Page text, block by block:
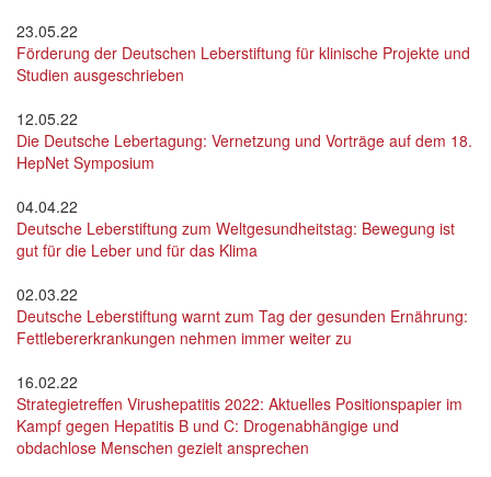
23.05.22
Förderung der Deutschen Leberstiftung für klinische Projekte und
Studien ausgeschrieben
12.05.22
Die Deutsche Lebertagung: Vernetzung und Vorträge auf dem 18.
HepNet Symposium
04.04.22
Deutsche Leberstiftung zum Weltgesundheitstag: Bewegung ist
gut für die Leber und für das Klima
02.03.22
Deutsche Leberstiftung warnt zum Tag der gesunden Ernährung:
Fettlebererkrankungen nehmen immer weiter zu
16.02.22
Strategietreffen Virushepatitis 2022: Aktuelles Positionspapier im
Kampf gegen Hepatitis B und C: Drogenabhängige und
obdachlose Menschen gezielt ansprechen